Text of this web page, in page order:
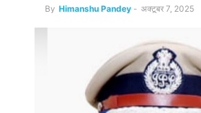
By Himanshu Pandey - अक्टूबर 7, 2025